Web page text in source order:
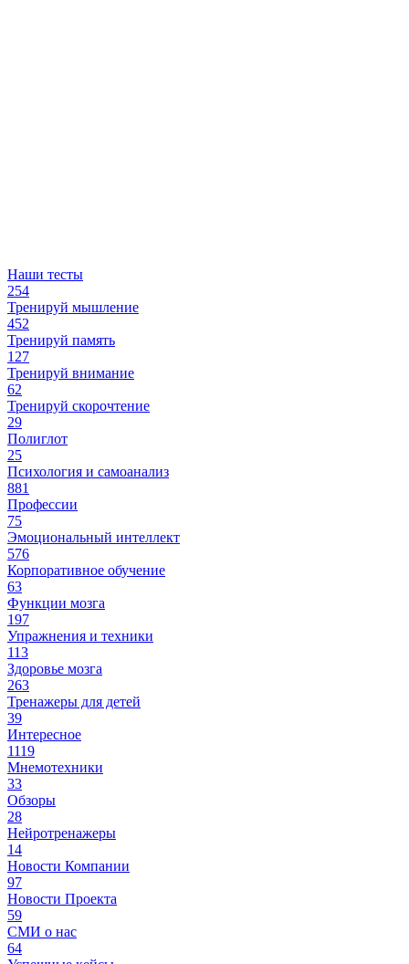
Наши тесты
254
Тренируй мышление
452
Тренируй память
127
Тренируй внимание
62
Тренируй скорочтение
29
Полиглот
25
Психология и самоанализ
881
Профессии
75
Эмоциональный интеллект
576
Корпоративное обучение
63
Функции мозга
197
Упражнения и техники
113
Здоровье мозга
263
Тренажеры для детей
39
Интересное
1119
Мнемотехники
33
Обзоры
28
Нейротренажеры
14
Новости Компании
97
Новости Проекта
59
СМИ о нас
64